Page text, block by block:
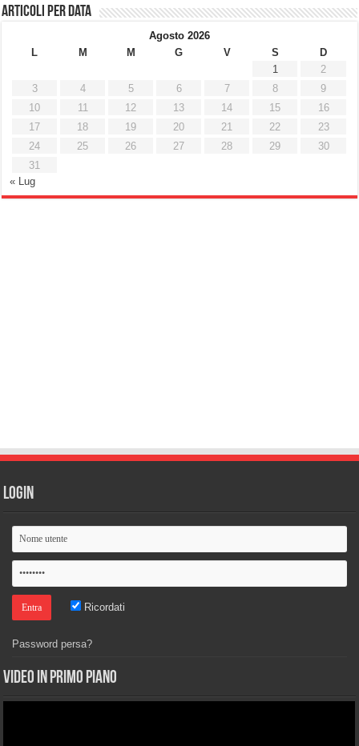
Articoli per data
Agosto 2026
L
M M G V S
D
1
2
3
4 5 6 7 8
9
10
11 12 13 14 15
16
17
18 19 20 21 22
23
24
25 26 27 28 29
30
31
« Lug
Login
Ricordati
Password persa?
Video in primo piano